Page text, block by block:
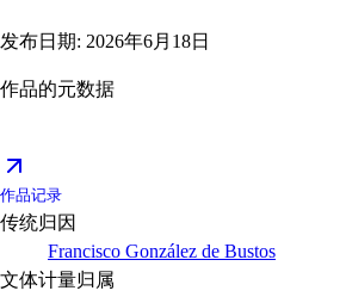
发布日期: 2026年6月18日
作品的元数据
作品记录
传统归因
Francisco González de Bustos
文体计量归属